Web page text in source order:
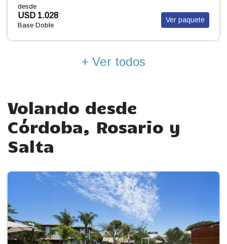
desde
USD 1.028
Base Doble
Ver paquete
+ Ver todos
Volando desde
Córdoba, Rosario y
Salta